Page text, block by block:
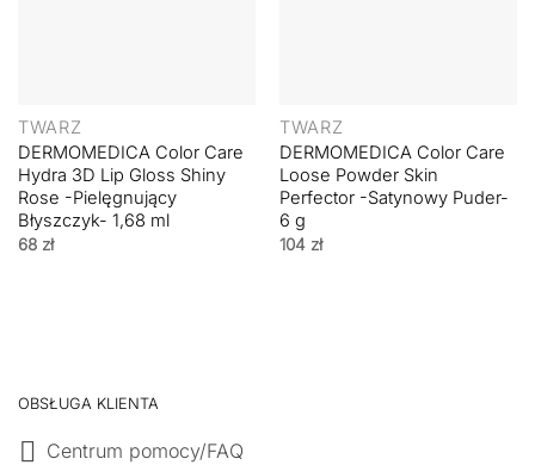
TWARZ
DERMOMEDICA Color Care
Hydra 3D Lip Gloss Shiny
Rose -Pielęgnujący
Błyszczyk- 1,68 ml
68 zł
TWARZ
DERMOMEDICA Color Care
Loose Powder Skin
Perfector -Satynowy Puder-
6 g
104 zł
OBSŁUGA KLIENTA
Centrum pomocy/FAQ